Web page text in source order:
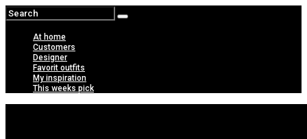
At home
Customers
Designer
Favorit outfits
My inspiration
This weeks pick